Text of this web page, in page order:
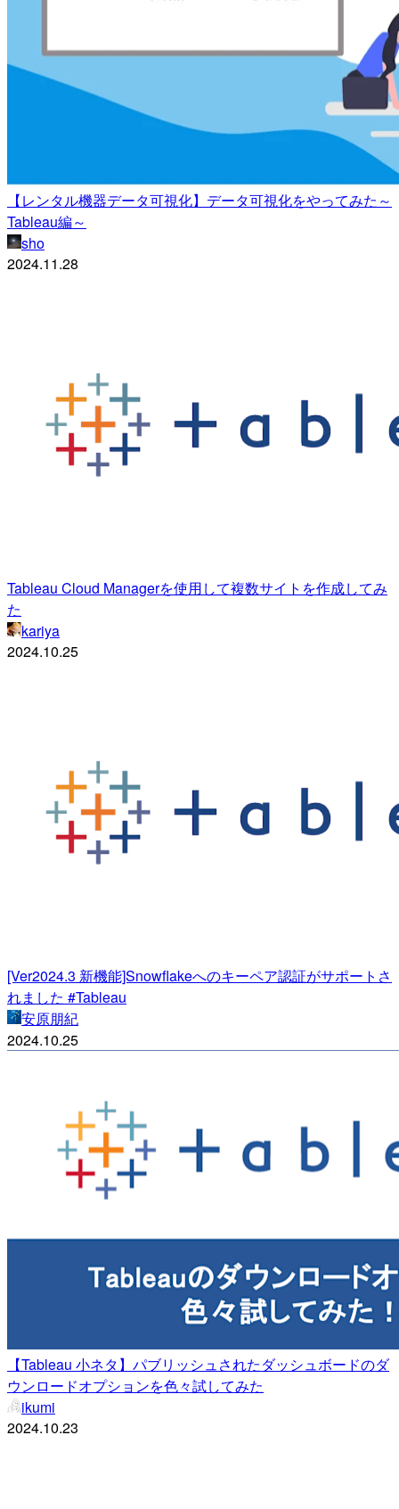
【レンタル機器データ可視化】データ可視化をやってみた～
Tableau編～
sho
2024.11.28
Tableau Cloud Managerを使用して複数サイトを作成してみ
た
kariya
2024.10.25
[Ver2024.3 新機能]Snowflakeへのキーペア認証がサポートさ
れました #Tableau
安原朋紀
2024.10.25
【Tableau 小ネタ】パブリッシュされたダッシュボードのダ
ウンロードオプションを色々試してみた
ikumi
2024.10.23